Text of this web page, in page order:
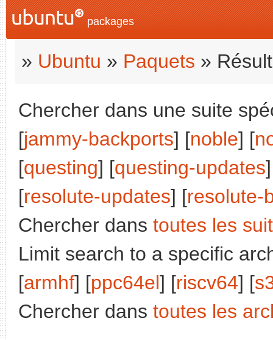
packages
» Ubuntu » Paquets »
Chercher dans une suite
[jammy-backports] [noble] [
[questing] [questing-updates
[resolute-updates] [resolute-
Chercher dans toutes les
Limit search to a specific
[armhf] [ppc64el] [riscv64] [
Chercher dans toutes les